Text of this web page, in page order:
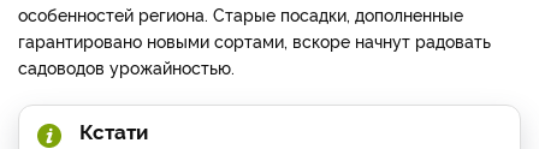
особенностей региона. Старые посадки, дополненные
гарантировано новыми сортами, вскоре начнут радовать
садоводов урожайностью.
Кстати